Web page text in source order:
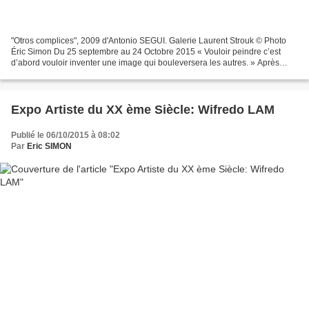
"Otros complices", 2009 d'Antonio SEGUI. Galerie Laurent Strouk © Photo
Éric Simon Du 25 septembre au 24 Octobre 2015 « Vouloir peindre c’est
d’abord vouloir inventer une image qui bouleversera les autres. » Après
Expo Artiste du XX ème Siècle: Wifredo LAM
Publié le 06/10/2015 à 08:02
Par Eric SIMON